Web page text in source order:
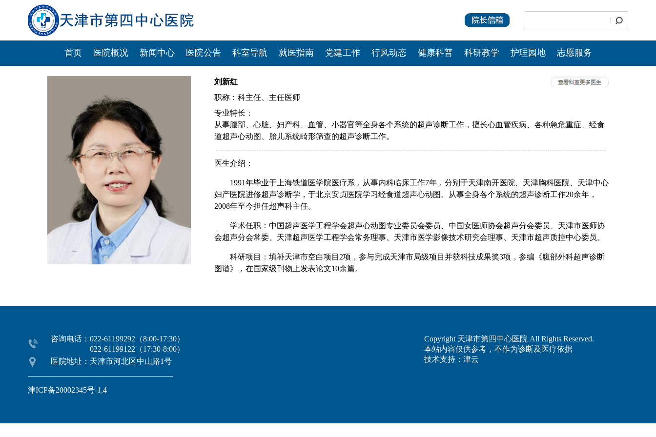
首页 医院概况 新闻中心 医院公告 科室导航 就医指南 党建工作 行风动态 健康科普 科研教学 护理园地 志愿服务
刘新红
职称：科主任、主任医师
专业特长：
从事腹部、心脏、妇产科、血管、小器官等全身各个系统的超声诊断工作，擅长心血管疾病、各种急危重症、经食
道超声心动图、胎儿系统畸形筛查的超声诊断工作。
医生介绍：
1991年毕业于上海铁道医学院医疗系，从事内科临床工作7年，分别于天津南开医院、天津胸科医院、天津中心
妇产医院进修超声诊断学，于北京安贞医院学习经食道超声心动图。从事全身各个系统的超声诊断工作20余年，
2008年至今担任超声科主任。
学术任职：中国超声医学工程学会超声心动图专业委员会委员、中国女医师协会超声分会委员、天津市医师协
会超声分会常委、天津超声医学工程学会常务理事、天津市医学影像技术研究会理事、天津市超声质控中心委员。
科研项目：填补天津市空白项目2项，参与完成天津市局级项目并获科技成果奖3项，参编《腹部外科超声诊断
图谱》，在国家级刊物上发表论文10余篇。
咨询电话：022-61199292（8:00-17:30）
022-61199122（17:30-8:00）
医院地址：天津市河北区中山路1号
津ICP备20002345号-1,4
Copyright 天津市第四中心医院 All Rights Reserved.
本站内容仅供参考，不作为诊断及医疗依据
技术支持：津云